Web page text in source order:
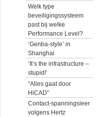
Welk type
beveiligingssysteem
past bij welke
Performance Level?
‘Genba-style’ in
Shanghai
‘It’s the infrastructure –
stupid!’
“Alles gaat door
HiCAD”
Contact-spanningsleer
volgens Hertz